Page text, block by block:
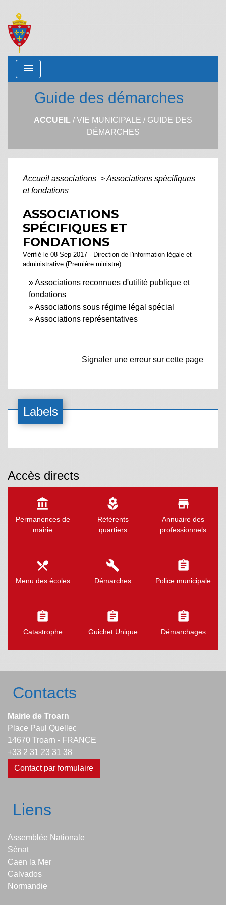
menu
Guide des démarches
ACCUEIL /VIE MUNICIPALE / GUIDE DES
DÉMARCHES
Accueil associations >Associations spécifiques
et fondations
ASSOCIATIONS
SPÉCIFIQUES ET
FONDATIONS
Vérifié le 08 Sep 2017 - Direction de l'information légale et
administrative (Première ministre)
Associations reconnues d'utilité publique et
fondations
Associations sous régime légal spécial
Associations représentatives
Signaler une erreur sur cette page
Labels
Accès directs
account_balance
Permanences de
mairie
local_florist
Référents
quartiers
store
Annuaire des
professionnels
local_dining
Menu des écoles
build
Démarches
assignment
Police municipale
assignment
Catastrophe
assignment
Guichet Unique
assignment
Démarchages
Contacts
Mairie de Troarn
Place Paul Quellec
14670 Troarn - FRANCE
+33 2 31 23 31 38
Contact par formulaire
Liens
Assemblée Nationale
Sénat
Caen la Mer
Calvados
Normandie